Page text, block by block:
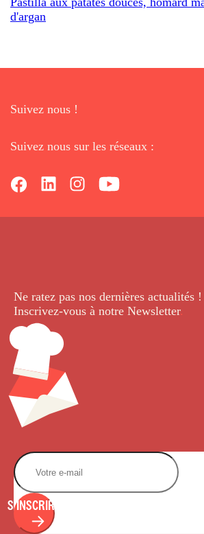
d'argan
Suivez nous !
Suivez nous sur les réseaux :
Ne ratez pas nos dernières actualités !
Inscrivez-vous à notre Newsletter.
S'INSCRIRE